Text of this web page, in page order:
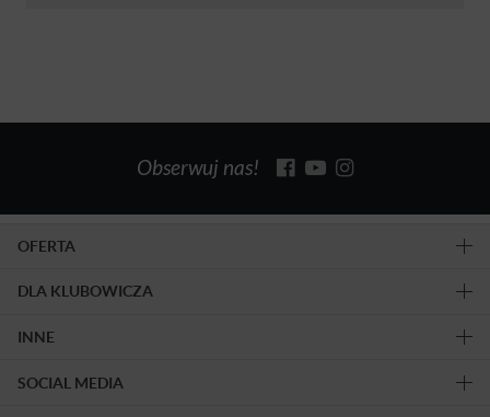
Obserwuj nas!
OFERTA
DLA KLUBOWICZA
INNE
SOCIAL MEDIA